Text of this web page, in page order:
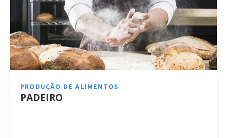
PRODUÇÃO DE ALIMENTOS
PADEIRO